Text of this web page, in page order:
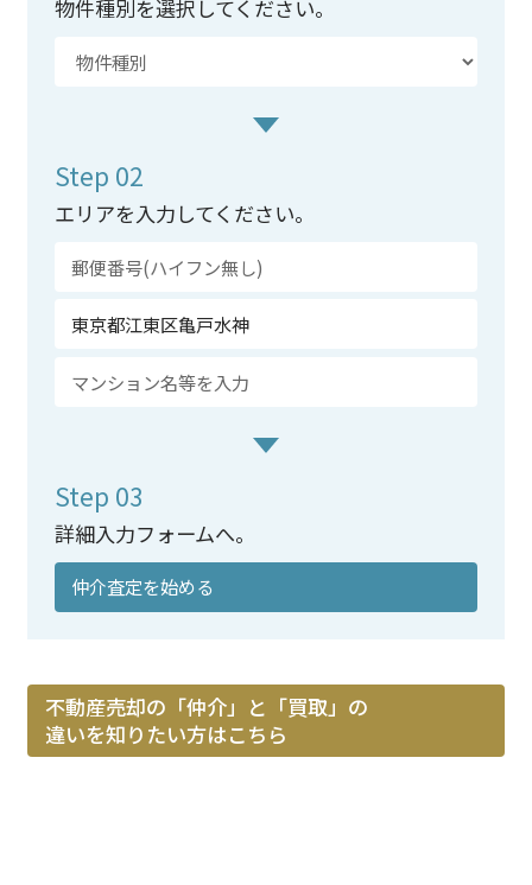
物件種別を選択してください。
Step 02
エリアを入力してください。
Step 03
詳細入力フォームへ。
仲介査定を始める
不動産売却の「仲介」と「買取」の
違いを知りたい方はこちら